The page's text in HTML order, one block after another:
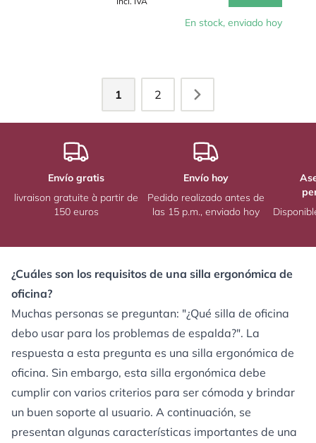
En stock, enviado hoy
1 2
Envío gratis
livraison gratuite à partir de
150 euros
Envío hoy
Pedido realizado antes de
las 15 p.m., enviado hoy
¿Cuáles son los requisitos de una silla ergonómica de
oficina?
Muchas personas se preguntan: "¿Qué silla de oficina
debo usar para los problemas de espalda?". La
respuesta a esta pregunta es una silla ergonómica de
oficina. Sin embargo, esta silla ergonómica debe
cumplir con varios criterios para ser cómoda y brindar
un buen soporte al usuario. A continuación, se
presentan algunas características importantes de una